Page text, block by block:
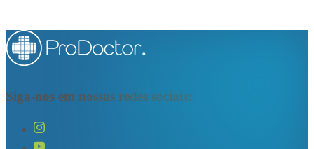
Siga-nos em nossas redes sociais: